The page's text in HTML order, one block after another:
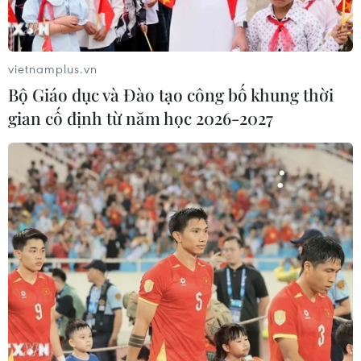
Khu vực Bắc Bộ duy trì thời tiết rét đậm,
vùng núi có mưa dông
19/01/2022 23:08
Theo dự báo, nhiệt độ thấp nhất tại thủ đô Hà Nội là
12,5 độ C, các tỉnh vùng núi như Lạng Sơn, Cao Bằng
dao động 10-11 độ C, nhiệt độ thấp nhất có thể ở
ngưỡng 8-11 độ C.
vietnamplus.vn
Bộ Giáo dục và Đào tạo công bố khung thời
gian cố định từ năm học 2026-2027